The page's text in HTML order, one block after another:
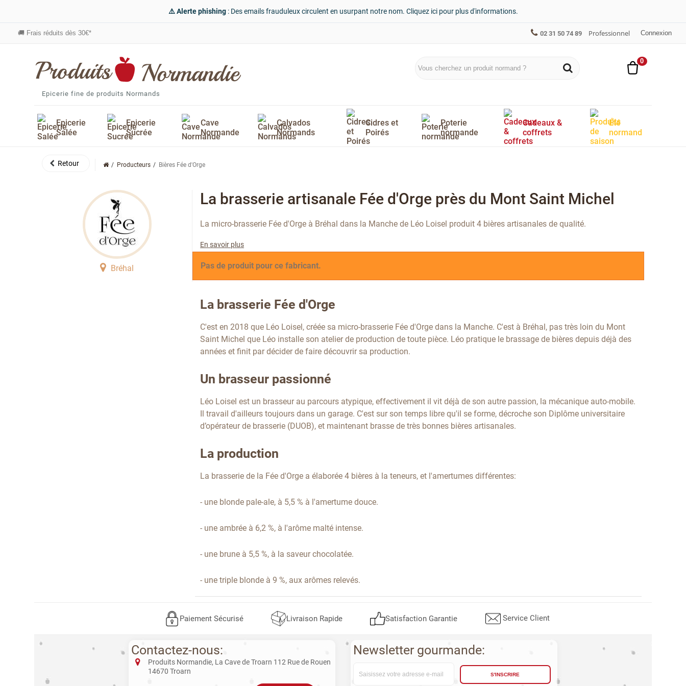
⚠️ Alerte phishing: Des emails frauduleux circulent en usurpant notre nom. Cliquez ici pour plus d'informations.
🚚 Frais réduits dès 30€* 02 31 50 74 89 Professionnel Connexion
Epicerie fine de produits Normands
0
Epicerie
Salée
Epicerie
Sucrée
Cave
Normande
Calvados
Normands
Cidres et
Poirés
Poterie
normande
Cadeaux &
coffrets
Été
normand
Producteurs Bières Fée d'Orge
Bréhal
La brasserie artisanale Fée d'Orge près du Mont Saint Michel
La micro-brasserie Fée d'Orge à Bréhal dans la Manche de Léo Loisel produit 4 bières artisanales de qualité.
En savoir plus
Pas de produit pour ce fabricant.
La brasserie Fée d'Orge
C'est en 2018 que Léo Loisel, créée sa micro-brasserie Fée d'Orge dans la Manche. C'est à Bréhal, pas très loin du Mont
Saint Michel que Léo installe son atelier de production de toute pièce. Léo pratique le brassage de bières depuis déjà des
années et finit par décider de faire découvrir sa production.
Un brasseur passionné
Léo Loisel est un brasseur au parcours atypique, effectivement il vit déjà de son autre passion, la mécanique auto-mobile.
Il travail d'ailleurs toujours dans un garage. C'est sur son temps libre qu'il se forme,décroche son Diplôme universitaire
d’opérateur de brasserie (DUOB), et maintenant brasse de très bonnes bières artisanales.
La production
La brasserie de la Fée d'Orge a élaborée 4 bières à la teneurs, et l'amertumes différentes:
- une blonde pale-ale, à 5,5 % à l'amertume douce.
- une ambrée à 6,2 %, à l'arôme malté intense.
- une brune à 5,5 %, à la saveur chocolatée.
- une triple blonde à 9 %, aux arômes relevés.
Paiement Sécurisé Livraison Rapide Satisfaction Garantie Service Client
Newsletter gourmande:
S'INSCRIRE
Contactez-nous:
Produits Normandie, La Cave de Troarn 112 Rue de Rouen
14670 Troarn